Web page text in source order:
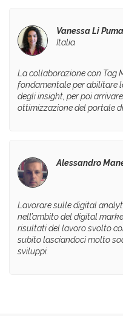
Vanessa Li Puma
Italia
La collaborazione con Tag
fondamentale per abilitare
degli insight, per poi
ottimizzazione del portale
Alessandro
Lavorare sulle digital
nell’ambito del digital
risultati del lavoro svolto
subito lasciandoci molto
sviluppi.